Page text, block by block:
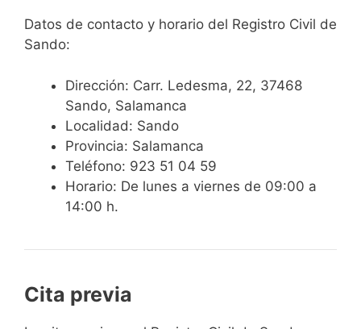
Datos de contacto y horario del Registro Civil de
Sando:
Dirección: Carr. Ledesma, 22, 37468
Sando, Salamanca
Localidad: Sando
Provincia: Salamanca
Teléfono: 923 51 04 59
Horario: De lunes a viernes de 09:00 a
14:00 h.
Cita previa